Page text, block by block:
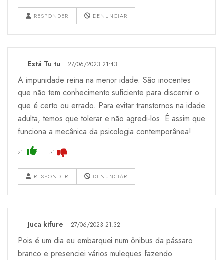
RESPONDER DENUNCIAR
Está Tu tu 27/06/2023 21:43
A impunidade reina na menor idade. São inocentes
que não tem conhecimento suficiente para discernir o
que é certo ou errado. Para evitar transtornos na idade
adulta, temos que tolerar e não agredi-los. É assim que
funciona a mecânica da psicologia contemporânea!
21 31
RESPONDER DENUNCIAR
Juca kifure 27/06/2023 21:32
Pois é um dia eu embarquei num ônibus da pássaro
branco e presenciei vários muleques fazendo